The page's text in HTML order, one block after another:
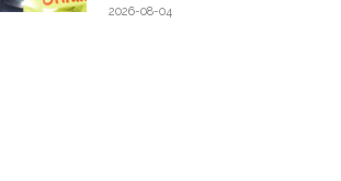
2026-08-04